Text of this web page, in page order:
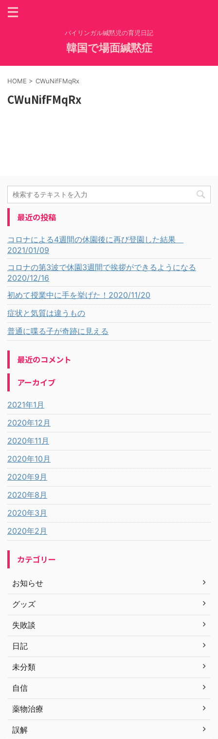
バイリンガル緘黙児の育児日記
韓国で場面緘黙症
HOME > CWuNifFMqRx
CWuNifFMqRx
最近の投稿
コロナによる4週間の休園後に再び登園した結果
2021/01/09
コロナの第3波で休園3週間で挨拶ができるようになる
2020/12/16
初めて授業中に手を挙げた！2020/11/20
症状と気質は違うもの
普通に喋る子が奇跡に見える
最近のコメント
アーカイブ
2021年1月
2020年12月
2020年11月
2020年10月
2020年9月
2020年8月
2020年3月
2020年2月
カテゴリー
お知らせ
グッズ
失敗談
日記
未分類
自信
薬物治療
誤解